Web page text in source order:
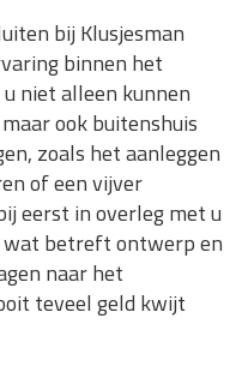
bij Klusjesman
binnen het
niet alleen kunnen
ook buitenshuis
zoals het aanleggen
of een vijver
eerst in overleg met u
wat betreft ontwerp en
naar het
teveel geld kwijt